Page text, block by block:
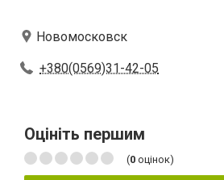
Новомосковск
+380(0569)31-42-05
Оцініть першим
(0 оцінок)